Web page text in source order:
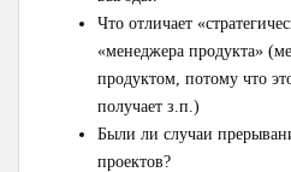
Что отличает
«менеджера продукта»
продуктом, потому что
получает з.п.)
Были ли случаи
проектов?